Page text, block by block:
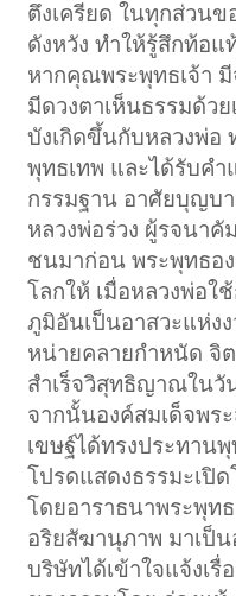
ตึงเครียด ในทุกส่วนข
ดังหวัง ทำให้รู้สึกท้อ
หากคุณพระพุทธเจ้า
มีดวงตาเห็นธรรมด้ว
บังเกิดขึ้นกับหลวงพ่อ
พุทธเทพ และได้รับค
กรรมฐาน อาศัยบุญบา
หลวงพ่อร่วง ผู้รจนาคั
ชนมาก่อน พระพุทธอ
โลกให้ เมื่อหลวงพ่อ
ภูมิอันเป็นอาสวะแห่ง
หน่ายคลายกำหนัด จิ
สำเร็จวิสุทธิญาณในวั
จากนั้นองค์สมเด็จพร
เขษฐ์ได้ทรงประทาน
โปรดแสดงธรรมะเปิ
โดยอาราธนาพระพุท
อริยสัฆานุภาพ มาเป็น
บริษัทได้เข้าใจแจ้งเรื่